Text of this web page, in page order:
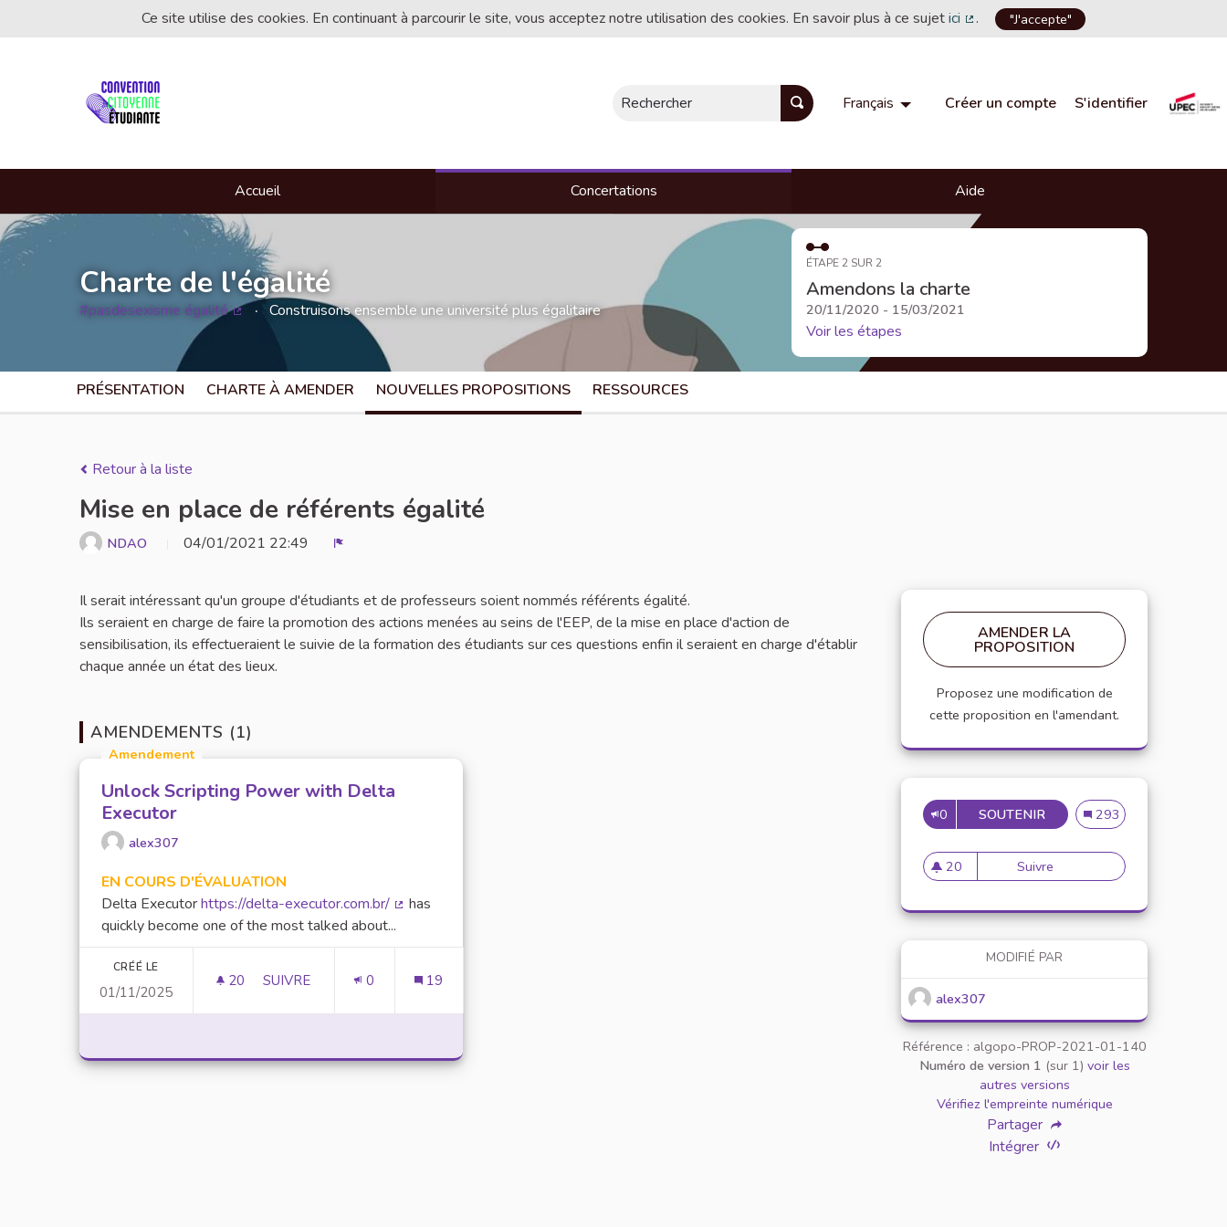
Ce site utilise des cookies. En continuant à parcourir le site, vous acceptez notre utilisation des cookies. En savoir plus à ce sujetici
(Lien externe)
. "J'accepte"
Rechercher Français Choisir la langueChoose language
Créer un compte S'identifier
Accueil Concertations Aide
Charte de l'égalité
#pasdesexisme égalité Construisons ensemble une université plus égalitaire
ÉTAPE 2 SUR 2
Amendons la charte
20/11/2020 - 15/03/2021
Voir les étapes
PRÉSENTATION CHARTE À AMENDER NOUVELLES PROPOSITIONS RESSOURCES
Retour à la liste
Mise en place de référents égalité
NDAO 04/01/2021 22:49
Il serait intéressant qu'un groupe d'étudiants et de professeurs soient nommés référents égalité.
Ils seraient en charge de faire la promotion des actions menées au seins de l'EEP, de la mise en place d'action de
sensibilisation, ils effectueraient le suivie de la formation des étudiants sur ces questions enfin il seraient en charge d'établir
chaque année un état des lieux.
AMENDEMENTS (1)
Amendement
Unlock Scripting Power with Delta
Executor
alex307
EN COURS D'ÉVALUATION
Delta Executorhttps://delta-executor.com.br/
has
quickly become one of the most talked about...
CRÉÉ LE
01/11/2025
20 20 ABONNÉS
SUIVRE 0 19
AMENDER LA
PROPOSITION
Proposez une modification de
cette proposition en l'amendant.
0 SOUTENIR MISE EN PLACE DE
Mise en place de
293
20
20 abonnés
Suivre Mise en place de référents
MODIFIÉ PAR
alex307
Référence : algopo-PROP-2021-01-140
Numéro de version 1 (sur 1) voir les
autres versions
Vérifiez l'empreinte numérique
Partager
Intégrer